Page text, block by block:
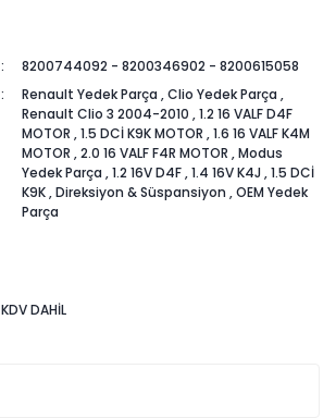
8200744092 - 8200346902 - 8200615058
Renault Yedek Parça ,Clio Yedek Parça ,
Renault Clio 3 2004-2010 ,1.2 16 VALF D4F
MOTOR ,1.5 DCİ K9K MOTOR ,1.6 16 VALF K4M
MOTOR ,2.0 16 VALF F4R MOTOR ,Modus
Yedek Parça ,1.2 16V D4F,1.4 16V K4J,1.5 DCİ
K9K,Direksiyon & Süspansiyon ,OEM Yedek
Parça
KDV DAHİL